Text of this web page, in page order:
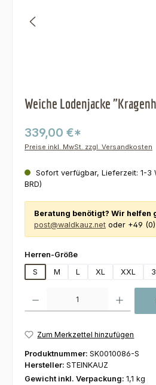
Weiche Lodenjacke
339,00 €*
Preise inkl. MwSt. zzgl. Versandkosten
Sofort verfügbar, Lieferzeit: 1-3
BRD)
Beratung benötigt? Wir helfen
post@waldkauz.net oder +49
Herren-Größeauswählen
S
M L XL XXL
Zum Merkzettel hinzufügen
Produktnummer: SK0010086-S
Hersteller: STEINKAUZ
Gewicht inkl. Verpackung: 1,1 kg